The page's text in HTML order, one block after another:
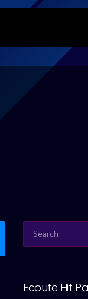
FOR:
Ecoute Hit